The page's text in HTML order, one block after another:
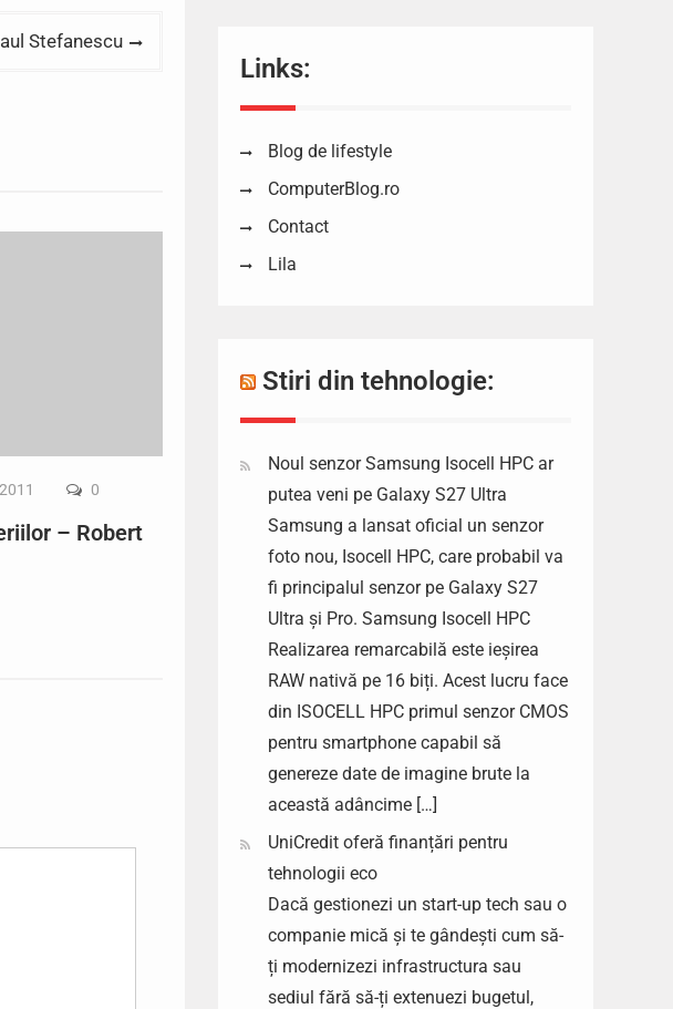
Stefanescu
0
– Robert
Links:
Blog de lifestyle
ComputerBlog.ro
Contact
Lila
Stiri din tehnologie:
Noul senzor Samsung Isocell HPC ar
putea veni pe Galaxy S27 Ultra
Samsung a lansat oficial un senzor
foto nou, Isocell HPC, care probabil va
fi principalul senzor pe Galaxy S27
Ultra și Pro. Samsung Isocell HPC
Realizarea remarcabilă este ieșirea
RAW nativă pe 16 biți. Acest lucru face
din ISOCELL HPC primul senzor CMOS
pentru smartphone capabil să
genereze date de imagine brute la
această adâncime […]
UniCredit oferă finanțări pentru
tehnologii eco
Dacă gestionezi un start-up tech sau o
companie mică și te gândești cum să-
ți modernizezi infrastructura sau
sediul fără să-ți extenuezi bugetul,